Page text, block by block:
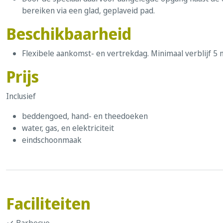
bereiken via een glad, geplaveid pad.
Beschikbaarheid
Flexibele aankomst- en vertrekdag. Minimaal verblijf 5
Prijs
Inclusief
beddengoed, hand- en theedoeken
water, gas, en elektriciteit
eindschoonmaak
Faciliteiten